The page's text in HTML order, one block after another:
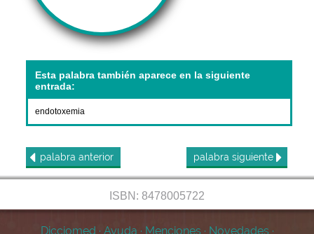
Esta palabra también aparece en la siguiente
entrada:
endotoxemia
palabra anterior palabra siguiente
ISBN: 8478005722
Dicciomed · Ayuda · Menciones · Novedades ·